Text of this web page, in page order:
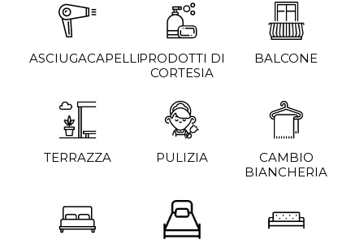
ASCIUGACAPELLIPRODOTTI DI
CORTESIA
BALCONE
TERRAZZA PULIZIA
CAMBIO
BIANCHERIA